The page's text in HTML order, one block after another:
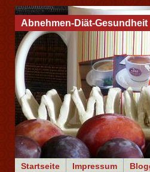
Startseite Impressum
Abnehmen-Diät-Gesundheit